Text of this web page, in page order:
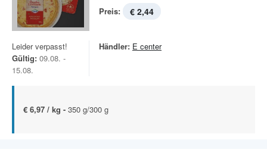
Preis: € 2,44
Leider verpasst!
Gültig: 09.08. -
15.08.
Händler: E center
€ 6,97 / kg - 350 g/300 g